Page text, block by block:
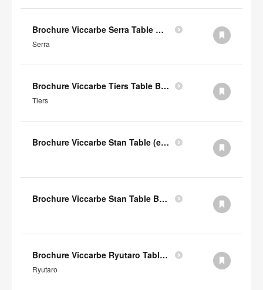
Brochure Viccarbe Serra Table Basse (en anglais)
Serra
Brochure Viccarbe Tiers Table Basse (en anglais)
Tiers
Brochure Viccarbe Stan Table (en anglais)
Brochure Viccarbe Stan Table Basse (en anglais)
Brochure Viccarbe Ryutaro Table Basse (en anglais)
Ryutaro